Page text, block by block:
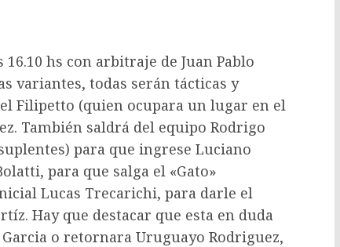
hs con arbitraje de Juan Pablo
variantes, todas serán tácticas y
Filipetto (quien ocupara un lugar en el
También saldrá del equipo Rodrigo
para que ingrese Luciano
para que salga el «Gato»
Lucas Trecarichi, para darle el
Hay que destacar que esta en duda
o retornara Uruguayo Rodriguez,